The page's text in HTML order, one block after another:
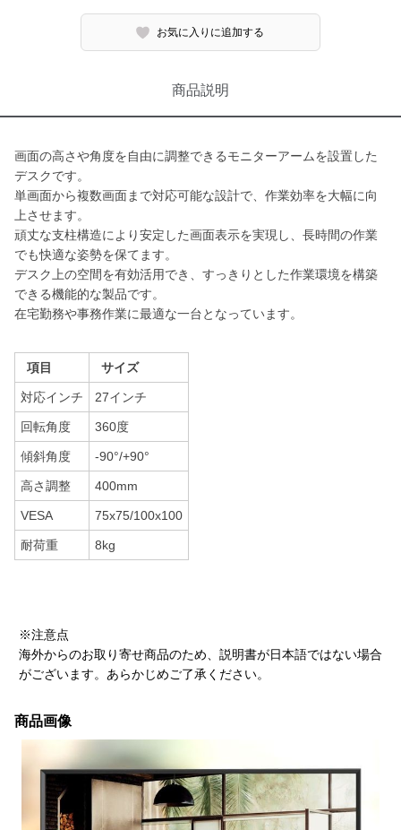
お気に入りに追加する
商品説明
画面の高さや角度を自由に調整できるモニターアームを設置した
デスクです。
単画面から複数画面まで対応可能な設計で、作業効率を大幅に向
上させます。
頑丈な支柱構造により安定した画面表示を実現し、長時間の作業
でも快適な姿勢を保てます。
デスク上の空間を有効活用でき、すっきりとした作業環境を構築
できる機能的な製品です。
在宅勤務や事務作業に最適な一台となっています。
項目 サイズ
対応インチ 27インチ
回転角度 360度
傾斜角度 -90°/+90°
高さ調整 400mm
VESA 75x75/100x100
耐荷重 8kg
※注意点
海外からのお取り寄せ商品のため、説明書が日本語ではない場合
がございます。あらかじめご了承ください。
商品画像